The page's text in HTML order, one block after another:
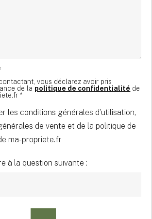
vous déclarez avoir pris
de la politique de confidentialité de
*
les conditions générales d’utilisation,
de vente et de la politique de
ma-propriete.fr
à la question suivante :